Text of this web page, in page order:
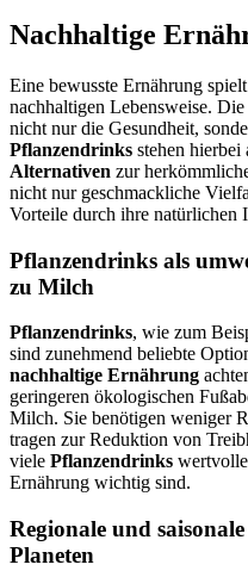
Nachhaltige
Eine bewusste Ernährung
nachhaltigen Lebensweise.
nicht nur die Gesundheit,
Pflanzendrinks stehen hierbei
Alternativen zur
nicht nur geschmackliche
Vorteile durch ihre natürlichen
Pflanzendrinks als
zu Milch
Pflanzendrinks, wie zum
sind zunehmend beliebte
nachhaltige Ernährung
geringeren ökologischen
Milch. Sie benötigen weniger
tragen zur Reduktion von
viele Pflanzendrinks
Ernährung wichtig sind.
Regionale und
Planeten